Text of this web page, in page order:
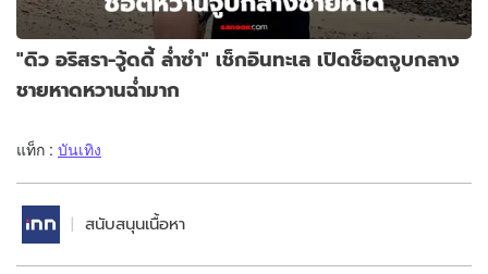
"ดิว อริสรา-วู้ดดี้ ล่ำซำ" เช็กอินทะเล เปิดช็อตจูบกลาง
ชายหาดหวานฉ่ำมาก
แท็ก : บันเทิง
สนับสนุนเนื้อหา